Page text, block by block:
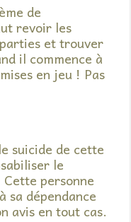
de
revoir les
et trouver
il commence à
en jeu ! Pas
suicide de cette
le
personne
sa dépendance
avis en tout cas.